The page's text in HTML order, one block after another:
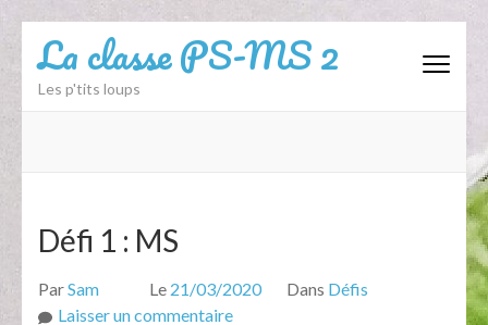
au
contenu
La classe PS-MS 2
Les p'tits loups
Défi 1 : MS
ParSam Le 21/03/2020 Dans Défis
Laisser un commentairesur